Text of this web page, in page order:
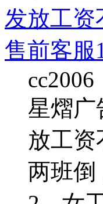
发放工资
售前客服
cc2006
星熠广
放工资
两班倒